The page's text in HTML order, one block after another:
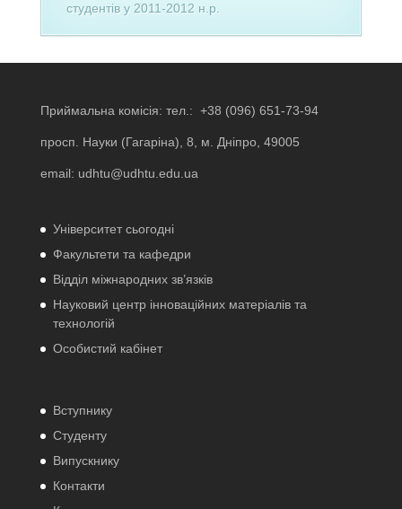
студентів у 2011-2012 н.р.
Приймальна комісія: тел.: +38 (096) 651-73-94
просп. Науки (Гагаріна), 8, м. Дніпро, 49005
email: udhtu@udhtu.edu.ua
Університет сьогодні
Факультети та кафедри
Відділ міжнародних зв’язків
Науковий центр інноваційних матеріалів та
технологій
Особистий кабінет
Вступнику
Студенту
Випускнику
Контакти